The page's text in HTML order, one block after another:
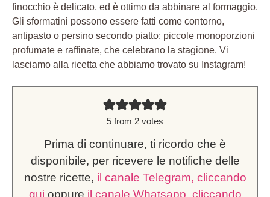
finocchio è delicato, ed è ottimo da abbinare al formaggio.
Gli sformatini possono essere fatti come contorno,
antipasto o persino secondo piatto: piccole monoporzioni
profumate e raffinate, che celebrano la stagione. Vi
lasciamo alla ricetta che abbiamo trovato su Instagram!
5 from 2 votes
Prima di continuare, ti ricordo che è
disponibile, per ricevere le notifiche delle
nostre ricette, il canale Telegram, cliccando
qui oppure il canale Whatsapp, cliccando